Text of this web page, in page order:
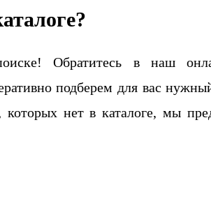
Обратитесь в наш
подберем для вас
которых нет в каталоге, мы